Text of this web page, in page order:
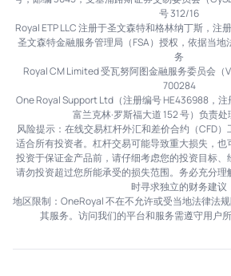
号 312/16
Royal ETP LLC 注册于圣文森特和格林纳丁斯，注
圣文森特金融服务管理局（FSA）授权，依据当
务
Royal CM Limited 受瓦努阿图金融服务委员会（
700284
One Royal Support Ltd（注册编号 HE436988，
富兰克林·罗斯福大道 152 号）负责处
风险提示：在线交易杠杆外汇和差价合约（CFD
适合所有投资者。杠杆交易可能导致重大损失，
投资于保证金产品前，请仔细考虑您的投资目标、
请勿投资超过您所能承受的损失范围。务必充分
时寻求独立的财务建议
地区限制：OneRoyal 不在不允许或受当地法律法
其服务。访问我们的平台和服务需遵守用户